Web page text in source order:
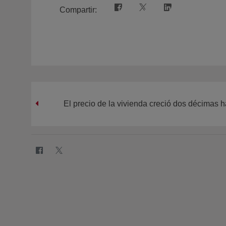
Compartir:
El precio de la vivienda creció dos décimas